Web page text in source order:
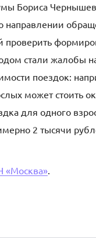
Бориса
направлении
проверить
стали жалобы
поездок:
может стоить
для одного
2 тысячи
«Москва».